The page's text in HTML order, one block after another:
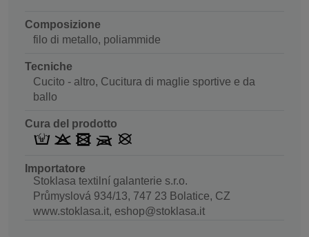
Composizione
filo di metallo, poliammide
Tecniche
Cucito - altro, Cucitura di maglie sportive e da
ballo
Cura del prodotto
Importatore
Stoklasa textilní galanterie s.r.o.
Průmyslová 934/13, 747 23 Bolatice, CZ
www.stoklasa.it, eshop@stoklasa.it